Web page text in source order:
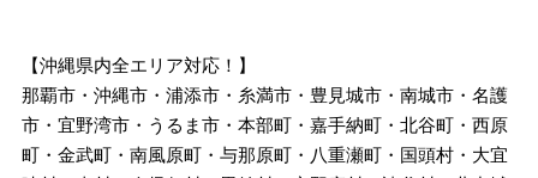
【沖縄県内全エリア対応！】
那覇市・沖縄市・浦添市・糸満市・豊見城市・南城市・名護
市・宜野湾市・うるま市・本部町・嘉手納町・北谷町・西原
町・金武町・南風原町・与那原町・八重瀬町・国頭村・大宜